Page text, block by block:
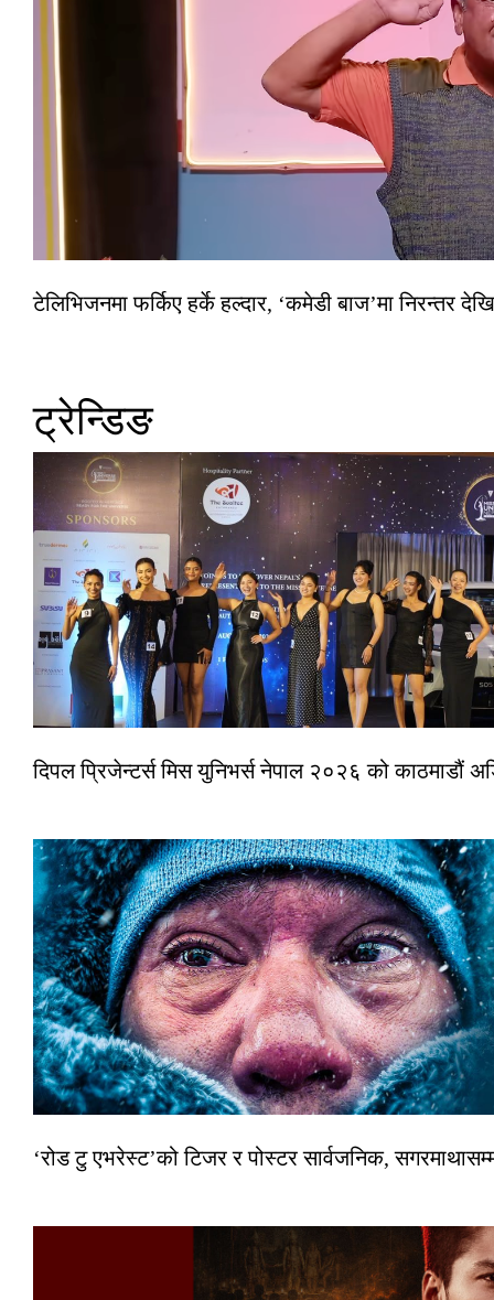
टेलिभिजनमा फर्किए हर्के हल्दार, ‘कमेडी बाज’मा निरन्तर
ट्रेन्डिङ
दिपल प्रिजेन्टर्स मिस युनिभर्स नेपाल २०२६ को काठमाडौं
‘रोड टु एभरेस्ट’को टिजर र पोस्टर सार्वजनिक,